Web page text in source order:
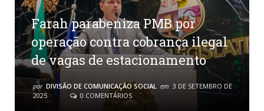
Farah parabeniza PMB por
operação contra cobrança ilegal
de vagas de estacionamento
por DIVISÃO DE COMUNICAÇÃO SOCIAL em 3 DE SETEMBRO DE
2025
0 COMENTÁRIOS